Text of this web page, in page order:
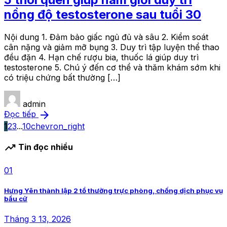
nồng độ testosterone sau tuổi 30
Nội dung 1. Đảm bảo giấc ngủ đủ và sâu 2. Kiểm soát
cân nặng và giảm mỡ bụng 3. Duy trì tập luyện thể thao
đều đặn 4. Hạn chế rượu bia, thuốc lá giúp duy trì
testosterone 5. Chú ý đến cơ thể và thăm khám sớm khi
có triệu chứng bất thường […]
admin
Đọc tiếp arrow_forward
123...10chevron_right
trending_up Tin đọc nhiều
01
Hưng Yên thành lập 2 tổ thường trực phòng, chống dịch phục vụ
bầu cử
Tháng 3 13, 2026